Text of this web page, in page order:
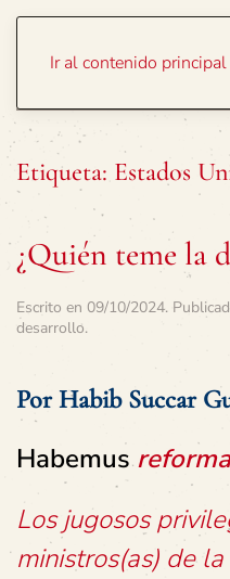
Ir al contenido principal
Etiqueta: Estados
¿Quién teme la
Escrito en 09/10/2024.
desarrollo.
Por Habib Succar
Habemus
Los jugosos
ministros(as) de